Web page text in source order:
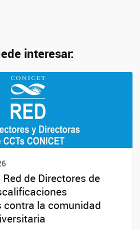
interesar:
de Directores de
contra la comunidad